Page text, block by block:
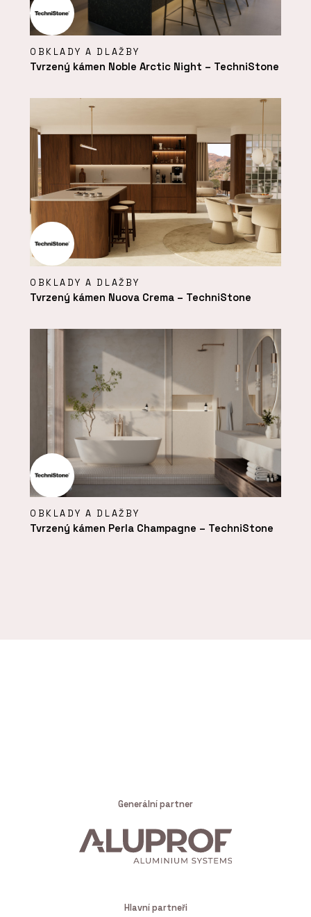
OBKLADY A DLAŽBY
Tvrzený kámen Noble Arctic Night – TechniStone
OBKLADY A DLAŽBY
Tvrzený kámen Nuova Crema – TechniStone
OBKLADY A DLAŽBY
Tvrzený kámen Perla Champagne – TechniStone
Generální partner
Hlavní partneři